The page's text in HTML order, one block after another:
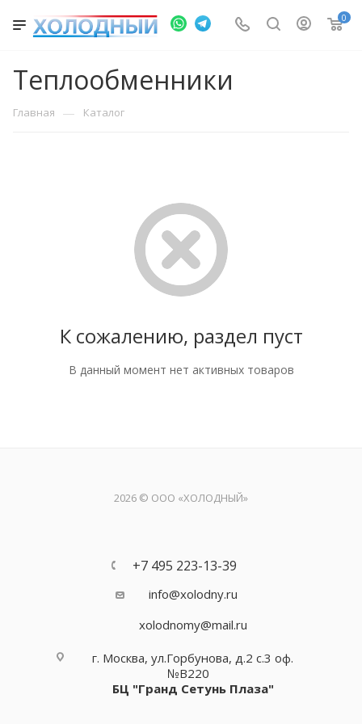
0
Теплообменники
Главная — Каталог
К сожалению, раздел пуст
В данный момент нет активных товаров
2026 © ООО «ХОЛОДНЫЙ»
+7 495 223-13-39
info@xolodny.ru
xolodnomy@mail.ru
г. Москва, ул.Горбунова, д.2 с.3 оф.
№В220
БЦ "Гранд Сетунь Плаза"